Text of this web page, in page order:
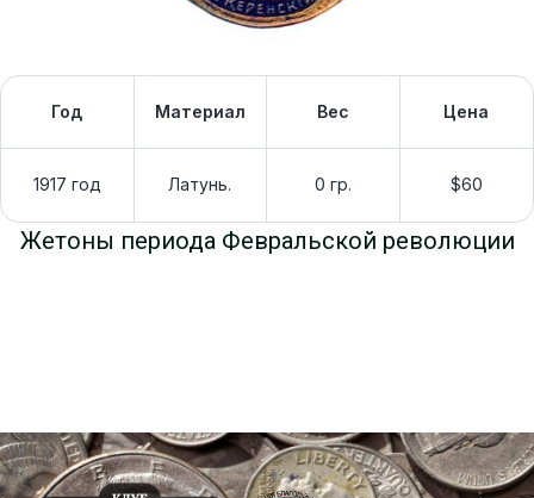
Год Материал Вес Цена
1917 год Латунь. 0 гр. $60
Жетоны периода Февральской революции